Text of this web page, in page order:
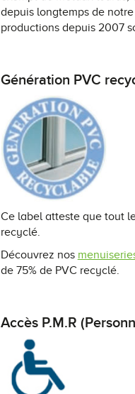
depuis longtemps de
productions depuis 2007
Génération PVC
Ce label atteste que tout
recyclé.
Découvrez nos
de 75% de PVC recyclé.
Accès P.M.R